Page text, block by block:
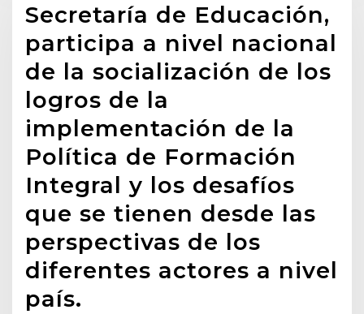
Secretaría de Educación,
participa a nivel nacional
de la socialización de los
logros de la
implementación de la
Política de Formación
Integral y los desafíos
que se tienen desde las
perspectivas de los
diferentes actores a nivel
país.